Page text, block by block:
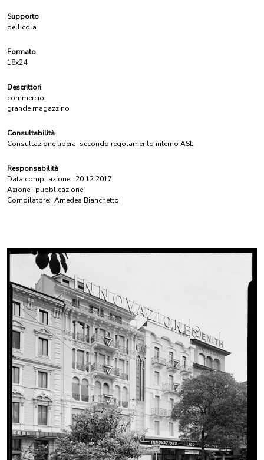
Supporto
pellicola
Formato
18x24
Descrittori
commercio
grande magazzino
Consultabilità
Consultazione libera, secondo regolamento interno ASL
Responsabilità
Data compilazione: 20.12.2017
Azione: pubblicazione
Compilatore: Amedea Bianchetto